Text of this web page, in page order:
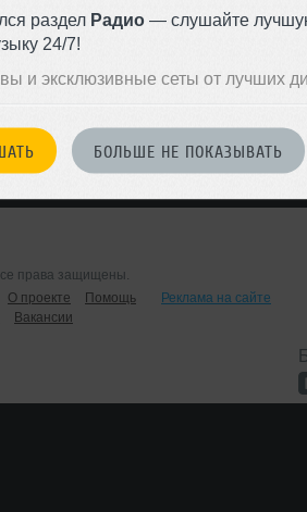
раздел Радио — слушайте
24/7!
и эксклюзивные сеты от лучших
БОЛЬШЕ НЕ ПОКАЗЫВАТЬ
Club/Dance
0 59:36 25 </>
права защищены.
О проекте Помощь
Реклама на сайте
Вакансии